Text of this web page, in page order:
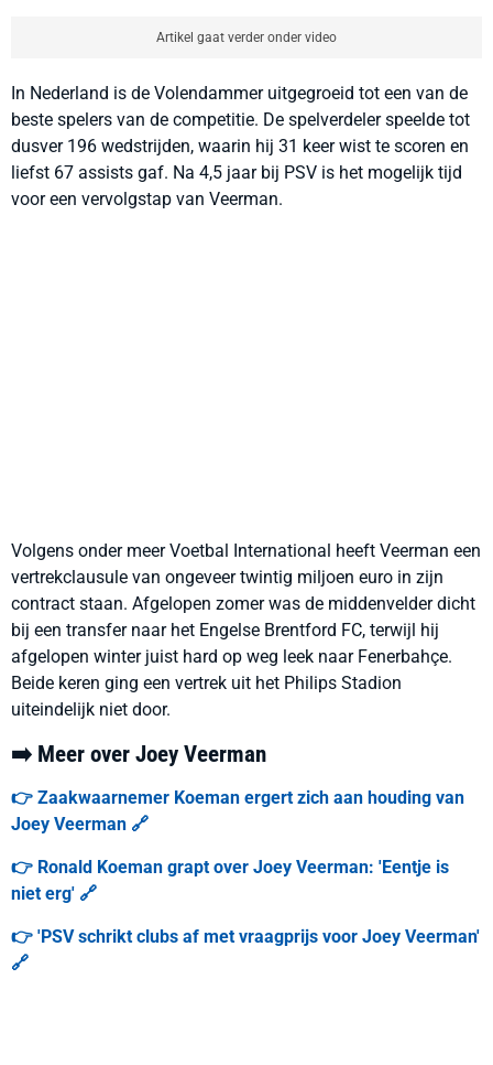
Artikel gaat verder onder video
In Nederland is de Volendammer uitgegroeid tot een van de
beste spelers van de competitie. De spelverdeler speelde tot
dusver 196 wedstrijden, waarin hij 31 keer wist te scoren en
liefst 67 assists gaf. Na 4,5 jaar bij PSV is het mogelijk tijd
voor een vervolgstap van Veerman.
Volgens onder meer Voetbal International heeft Veerman een
vertrekclausule van ongeveer twintig miljoen euro in zijn
contract staan. Afgelopen zomer was de middenvelder dicht
bij een transfer naar het Engelse Brentford FC, terwijl hij
afgelopen winter juist hard op weg leek naar Fenerbahçe.
Beide keren ging een vertrek uit het Philips Stadion
uiteindelijk niet door.
➡️ Meer over Joey Veerman
👉 Zaakwaarnemer Koeman ergert zich aan houding van
Joey Veerman 🔗
👉 Ronald Koeman grapt over Joey Veerman: 'Eentje is
niet erg' 🔗
👉 'PSV schrikt clubs af met vraagprijs voor Joey Veerman'
🔗